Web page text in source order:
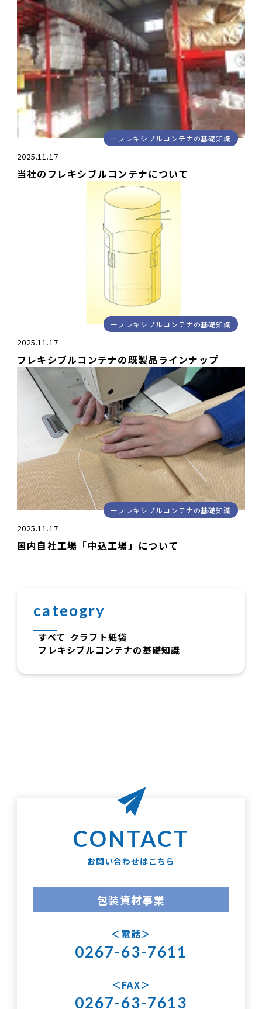
フレキシブルコンテナの基礎知識
2025.11.17
当社のフレキシブルコンテナについて
フレキシブルコンテナの基礎知識
2025.11.17
フレキシブルコンテナの既製品ラインナップ
フレキシブルコンテナの基礎知識
2025.11.17
国内自社工場「中込工場」について
cateogry
すべて クラフト紙袋
フレキシブルコンテナの基礎知識
お問い合わせはこちら
包装資材事業
電話
0267-63-7611
FAX
0267-63-7613